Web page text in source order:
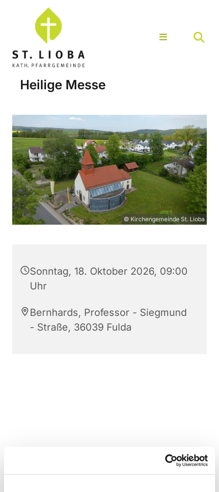
Heilige Messe
© Kirchengemeinde St. Lioba
Sonntag, 18. Oktober 2026, 09:00
Uhr
Bernhards, Professor - Siegmund
- Straße, 36039 Fulda